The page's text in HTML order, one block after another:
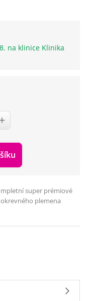
na klinice Klinika
super prémiové
plemena